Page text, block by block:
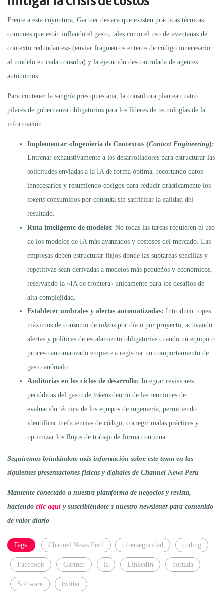
Frente a esta coyuntura, Gartner destaca que existen prácticas técnicas
comunes que están inflando el gasto, tales como el uso de «ventanas de
contexto redundantes» (enviar fragmentos enteros de código innecesario
al modelo en cada consulta) y la ejecución descontrolada de agentes
autónomos.
Para contener la sangría presupuestaria, la consultora plantea cuatro
pilares de gobernanza obligatorios para los líderes de tecnologías de la
información:
Implementar «Ingeniería de Contexto» (Context Engineering):
Entrenar exhaustivamente a los desarrolladores para estructurar las
solicitudes enviadas a la IA de forma óptima, recortando datos
innecesarios y resumiendo códigos para reducir drásticamente los
tokens consumidos por consulta sin sacrificar la calidad del
resultado.
Ruta inteligente de modelos: No todas las tareas requieren el uso
de los modelos de IA más avanzados y costosos del mercado. Las
empresas deben estructurar flujos donde las subtareas sencillas y
repetitivas sean derivadas a modelos más pequeños y económicos,
reservando la «IA de frontera» únicamente para los desafíos de
alta complejidad.
Establecer umbrales y alertas automatizadas: Introducir topes
máximos de consumo de tokens por día o por proyecto, activando
alertas y políticas de escalamiento obligatorias cuando un equipo o
proceso automatizado empiece a registrar un comportamiento de
gasto anómalo.
Auditorías en los ciclos de desarrollo: Integrar revisiones
periódicas del gasto de tokens dentro de las reuniones de
evaluación técnica de los equipos de ingeniería, permitiendo
identificar ineficiencias de código, corregir malas prácticas y
optimizar los flujos de trabajo de forma continua.
Seguiremos brindándote más información sobre este tema en las
siguientes presentaciones físicas y digitales de Channel News Perú
Mantente conectado a nuestra plataforma de negocios y revista,
haciendo clic aquíy suscribiéndote a nuestro newsletter para contenido
de valor diario
Tags: Channel News Perú ciberseguridad coding
Facebook Gartner ia LinkedIn portada
Software twitter